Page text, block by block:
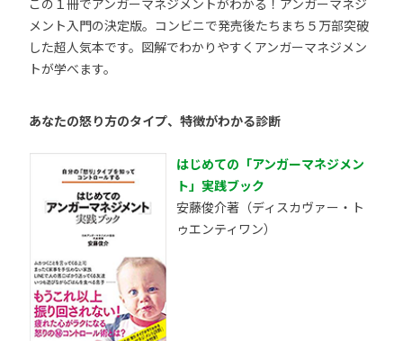
この１冊でアンガーマネジメントがわかる！アンガーマネジ
メント入門の決定版。コンビニで発売後たちまち５万部突破
した超人気本です。図解でわかりやすくアンガーマネジメン
トが学べます。
あなたの怒り方のタイプ、特徴がわかる診断
はじめての「アンガーマネジメン
ト」実践ブック
安藤俊介著（ディスカヴァー・ト
ゥエンティワン）